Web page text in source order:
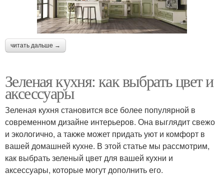
читать дальше →
Зеленая кухня: как выбрать цвет и
аксессуары
Зеленая кухня становится все более популярной в
современном дизайне интерьеров. Она выглядит свежо
и экологично, а также может придать уют и комфорт в
вашей домашней кухне. В этой статье мы рассмотрим,
как выбрать зеленый цвет для вашей кухни и
аксессуары, которые могут дополнить его.